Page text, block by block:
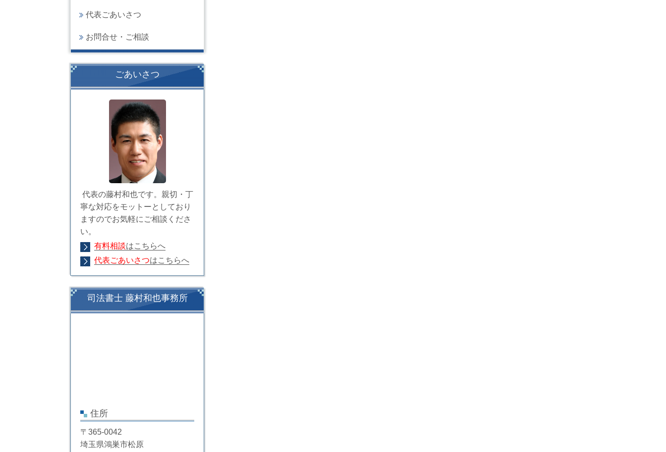
代表ごあいさつ
お問合せ・ご相談
ごあいさつ
代表の藤村和也です。親切・丁
寧な対応をモットーとしており
ますのでお気軽にご相談くださ
い。
有料相談はこちらへ
代表ごあいさつはこちらへ
司法書士 藤村和也事務所
住所
〒365-0042
埼玉県鴻巣市松原